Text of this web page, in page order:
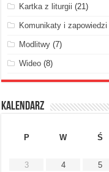
Kartka z liturgii (21)
Komunikaty i zapowiedzi
Modlitwy (7)
Wideo (8)
Kalendarz
P
W Ś
3
4 5